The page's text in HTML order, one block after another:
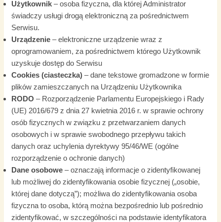
Użytkownik – osoba fizyczna, dla której Administrator
świadczy usługi drogą elektroniczną za pośrednictwem
Serwisu.
Urządzenie – elektroniczne urządzenie wraz z
oprogramowaniem, za pośrednictwem którego Użytkownik
uzyskuje dostęp do Serwisu
Cookies (ciasteczka) – dane tekstowe gromadzone w formie
plików zamieszczanych na Urządzeniu Użytkownika
RODO – Rozporządzenie Parlamentu Europejskiego i Rady
(UE) 2016/679 z dnia 27 kwietnia 2016 r. w sprawie ochrony
osób fizycznych w związku z przetwarzaniem danych
osobowych i w sprawie swobodnego przepływu takich
danych oraz uchylenia dyrektywy 95/46/WE (ogólne
rozporządzenie o ochronie danych)
Dane osobowe – oznaczają informacje o zidentyfikowanej
lub możliwej do zidentyfikowania osobie fizycznej („osobie,
której dane dotyczą”); możliwa do zidentyfikowania osoba
fizyczna to osoba, którą można bezpośrednio lub pośrednio
zidentyfikować, w szczególności na podstawie identyfikatora